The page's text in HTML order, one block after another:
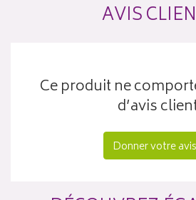
AVIS
Ce produit ne
d’avis
Donner votre avis